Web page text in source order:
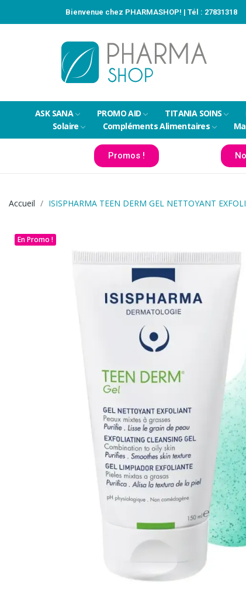
Bienvenue chez PHARMASHOP! | Tél : 27831318
ASK SANA PROMO AID TITANIA SOINS
Solaire
Compléments Alimentaires
Promos !
Accueil ISISPHARMA TEEN DERM GEL NETTOYANT
En Promo !